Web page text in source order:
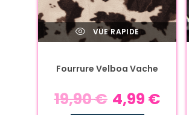
VUE RAPIDE
Fourrure Velboa Vache
19,90€ 4,99 €